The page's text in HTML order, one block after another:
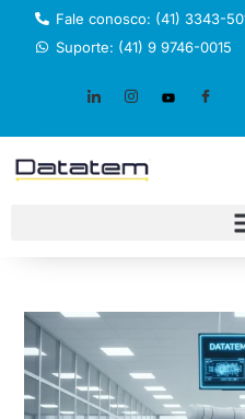
Fale conosco: (41) 3343-
Suporte: (41) 9 9746-0015